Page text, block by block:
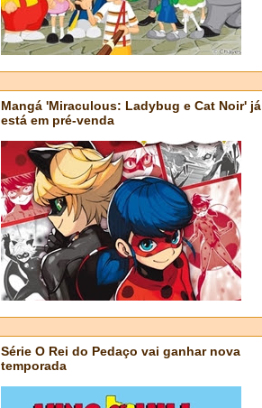
Mangá 'Miraculous: Ladybug e Cat Noir' já
está em pré-venda
Série O Rei do Pedaço vai ganhar nova
temporada